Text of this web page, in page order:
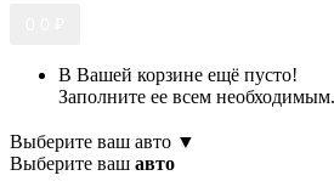
В Вашей корзине ещё пусто!
Заполните ее всем необходимым.
Выберите ваш авто ▼
Выберите ваш авто